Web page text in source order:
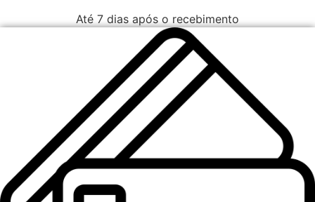
Até 7 dias após o recebimento